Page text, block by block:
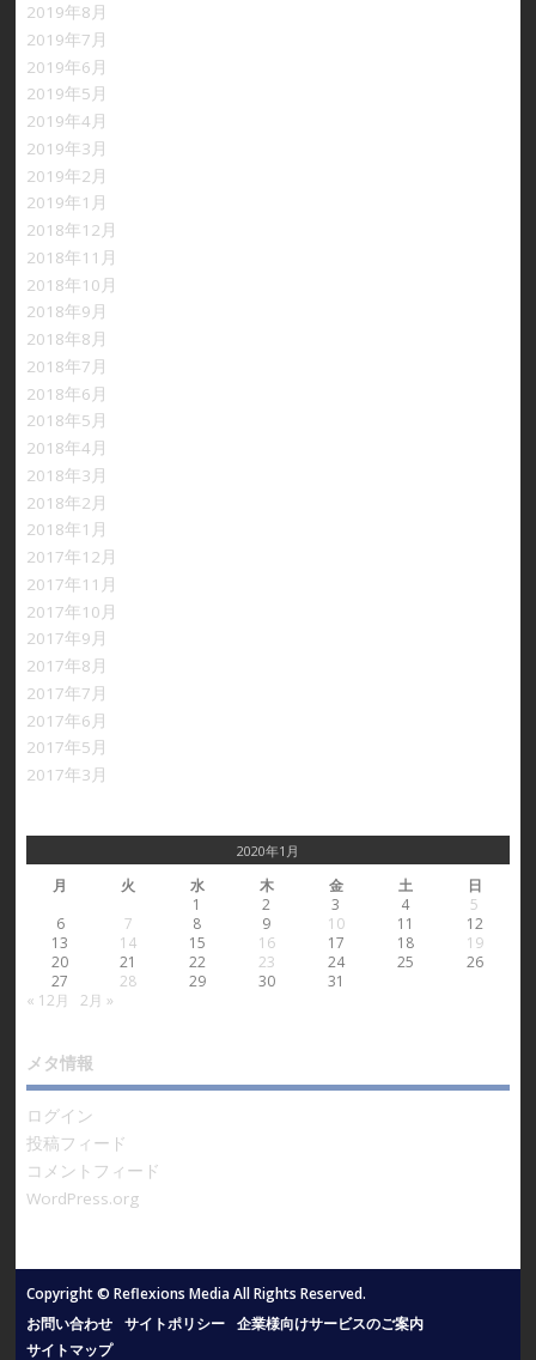
2019年8月
2019年7月
2019年6月
2019年5月
2019年4月
2019年3月
2019年2月
2019年1月
2018年12月
2018年11月
2018年10月
2018年9月
2018年8月
2018年7月
2018年6月
2018年5月
2018年4月
2018年3月
2018年2月
2018年1月
2017年12月
2017年11月
2017年10月
2017年9月
2017年8月
2017年7月
2017年6月
2017年5月
2017年3月
2020年1月
月 火 水 木 金 土
日
1
2 3 4
5
6
7 8 9 10 11
12
13
14 15 16 17 18
19
20
21 22 23 24 25
26
27
28 29 30
31
« 12月
2月 »
メタ情報
ログイン
投稿フィード
コメントフィード
WordPress.org
Copyright © Reflexions Media All Rights Reserved.
お問い合わせ サイトポリシー 企業様向けサービスのご案内
サイトマップ